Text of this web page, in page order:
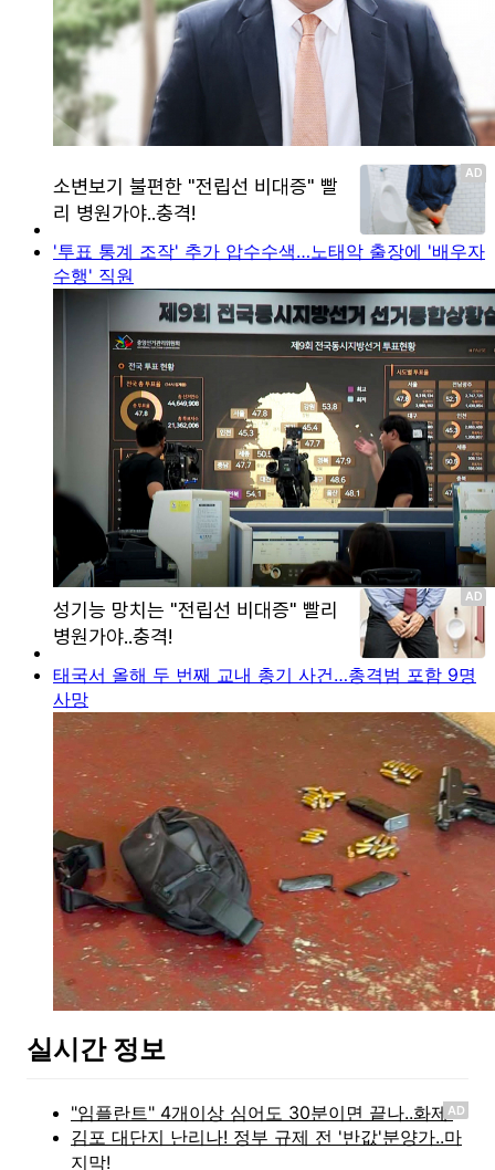
'투표 통계 조작' 추가 압수수색…노태악 출장에 '배우자
수행' 직원
태국서 올해 두 번째 교내 총기 사건…총격범 포함 9명
사망
실시간 정보
AD